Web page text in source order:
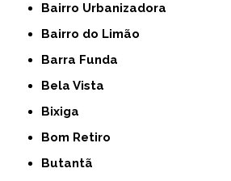
Bairro Urbanizadora
Bairro do Limão
Barra Funda
Bela Vista
Bixiga
Bom Retiro
Butantã